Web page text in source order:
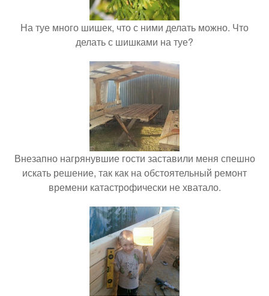
На туе много шишек, что с ними делать можно. Что
делать с шишками на туе?
Внезапно нагрянувшие гости заставили меня спешно
искать решение, так как на обстоятельный ремонт
времени катастрофически не хватало.